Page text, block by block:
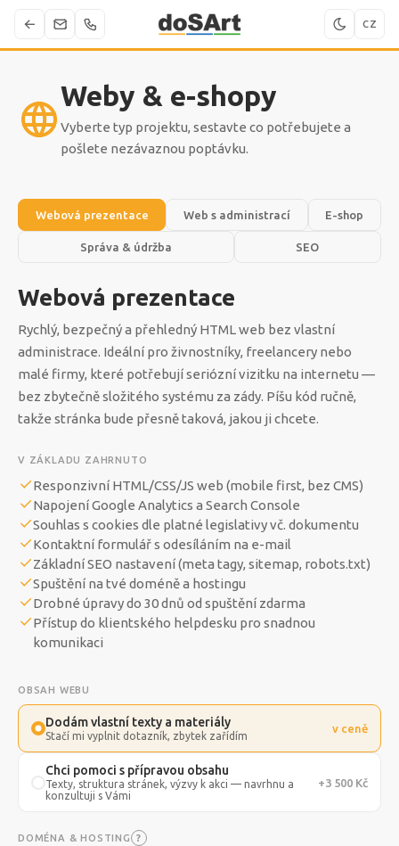
CZ
Weby & e-shopy
Vyberte typ projektu, sestavte co potřebujete a
pošlete nezávaznou poptávku.
Webová prezentace Web s administrací E-shop
Správa & údržba SEO
Webová prezentace
Rychlý, bezpečný a přehledný HTML web bez vlastní
administrace. Ideální pro živnostníky, freelancery nebo
malé firmy, které potřebují seriózní vizitku na internetu —
bez zbytečně složitého systému za zády. Píšu kód ručně,
takže stránka bude přesně taková, jakou ji chcete.
V ZÁKLADU ZAHRNUTO
Responzivní HTML/CSS/JS web (mobile first, bez CMS)
Napojení Google Analytics a Search Console
Souhlas s cookies dle platné legislativy vč. dokumentu
Kontaktní formulář s odesíláním na e-mail
Základní SEO nastavení (meta tagy, sitemap, robots.txt)
Spuštění na tvé doméně a hostingu
Drobné úpravy do 30 dnů od spuštění zdarma
Přístup do klientského helpdesku pro snadnou
komunikaci
OBSAH WEBU
Dodám vlastní texty a materiály
Stačí mi vyplnit dotazník, zbytek zařídím
v ceně
Chci pomoci s přípravou obsahu
Texty, struktura stránek, výzvy k akci — navrhnu a
konzultuji s Vámi
+3 500 Kč
DOMÉNA & HOSTING ?